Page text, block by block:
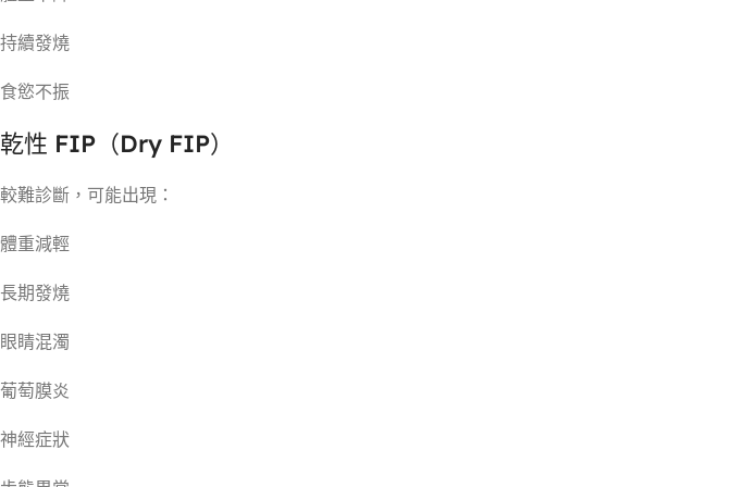
持續發燒
食慾不振
乾性 FIP（Dry FIP）
較難診斷，可能出現：
體重減輕
長期發燒
眼睛混濁
葡萄膜炎
神經症狀